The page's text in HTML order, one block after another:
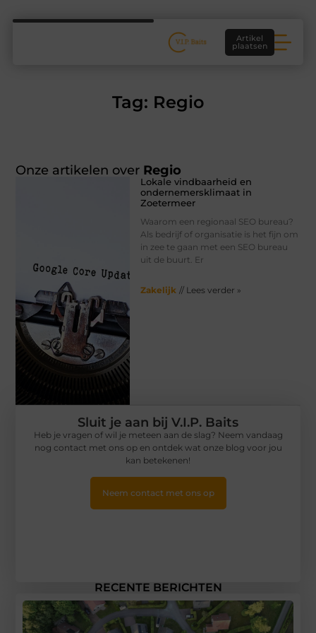
Artikel
plaatsen
Tag: Regio
Onze artikelen over Regio
Lokale vindbaarheid en
ondernemersklimaat in
Zoetermeer
Waarom een regionaal SEO bureau?
Als bedrijf of organisatie is het fijn om
in zee te gaan met een SEO bureau
uit de buurt. Er
Zakelijk // Lees verder »
RECENTE BERICHTEN
Sluit je aan bij V.I.P. Baits
Heb je vragen of wil je meteen aan de slag? Neem vandaag
nog contact met ons op en ontdek wat onze blog voor jou
kan betekenen!
Neem contact met ons op